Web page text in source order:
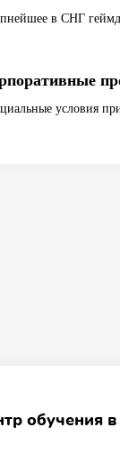
в СНГ
условия
обучения